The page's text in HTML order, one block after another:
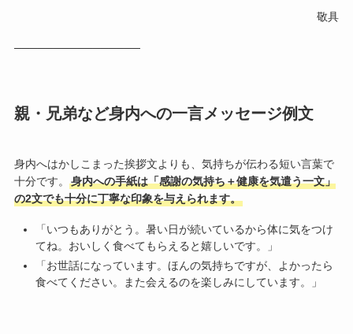
敬具
────────────────
親・兄弟など身内への一言メッセージ例文
身内へはかしこまった挨拶文よりも、気持ちが伝わる短い言葉で
十分です。
身内への手紙は「感謝の気持ち＋健康を気遣う一文」
の2文でも十分に丁寧な印象を与えられます。
「いつもありがとう。暑い日が続いているから体に気をつけ
てね。おいしく食べてもらえると嬉しいです。」
「お世話になっています。ほんの気持ちですが、よかったら
食べてください。また会えるのを楽しみにしています。」